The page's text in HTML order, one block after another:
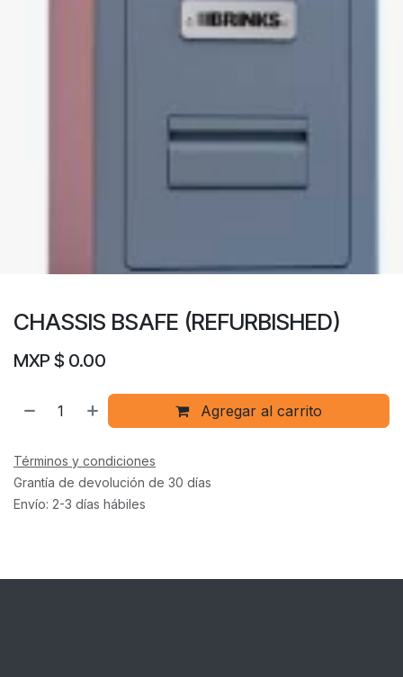
CHASSIS BSAFE (REFURBISHED)
MXP $ 0.00
Agregar al carrito
Términos y condiciones
Grantía de devolución de 30 días
Envío: 2-3 días hábiles